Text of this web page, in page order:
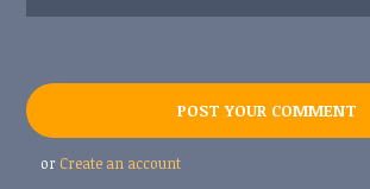
or Create an account